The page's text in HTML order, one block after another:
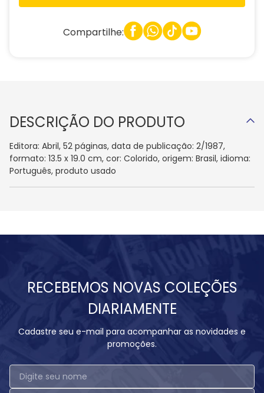
Compartilhe:
DESCRIÇÃO DO PRODUTO
Editora: Abril, 52 páginas, data de publicação: 2/1987,
formato: 13.5 x 19.0 cm, cor: Colorido, origem: Brasil, idioma:
Português, produto usado
RECEBEMOS NOVAS COLEÇÕES
DIARIAMENTE
Cadastre seu e-mail para acompanhar as novidades e
promoções.